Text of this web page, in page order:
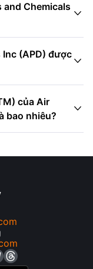
Chemicals

(APD) được

của Air
bao nhiêu?
